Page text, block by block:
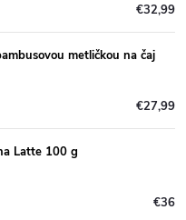
€32,99
metličkou na čaj
€27,99
Latte 100 g
€36